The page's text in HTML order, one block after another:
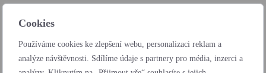
Cookies
Používáme cookies ke zlepšení webu, personalizaci reklam a
analýze návštěvnosti. Sdílíme údaje s partnery pro média, inzerci a
od 6 172 Kč
bez DPH / měsíc
24 měsíců
od 203 Kč
bez DPH / den